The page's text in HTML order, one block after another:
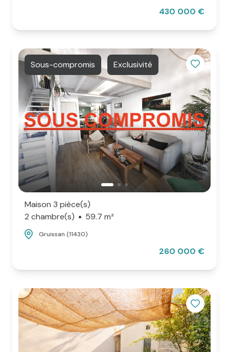
430 000 €
Sous-compromis Exclusivité
Maison 3 pièce(s)
2 chambre(s)
59.7 m²
Gruissan (11430)
260 000 €